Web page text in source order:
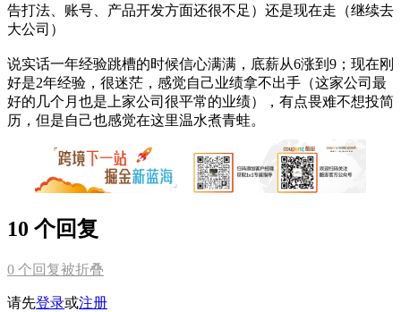
告打法、账号、产品开发方面还很不足）还是现在走（继续去
大公司）
说实话一年经验跳槽的时候信心满满，底薪从6涨到9；现在刚
好是2年经验，很迷茫，感觉自己业绩拿不出手（这家公司最
好的几个月也是上家公司很平常的业绩），有点畏难不想投简
历，但是自己也感觉在这里温水煮青蛙。
10 个回复
0 个回复被折叠
请先登录或注册